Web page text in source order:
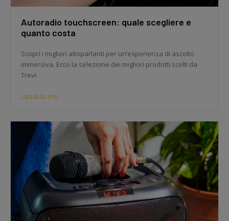
Autoradio touchscreen: quale scegliere e
quanto costa
Scopri i migliori altoparlanti per un’esperienza di ascolto
immersiva. Ecco la selezione dei migliori prodotti scelti da
Trevi
LEGGI DI PIÙ